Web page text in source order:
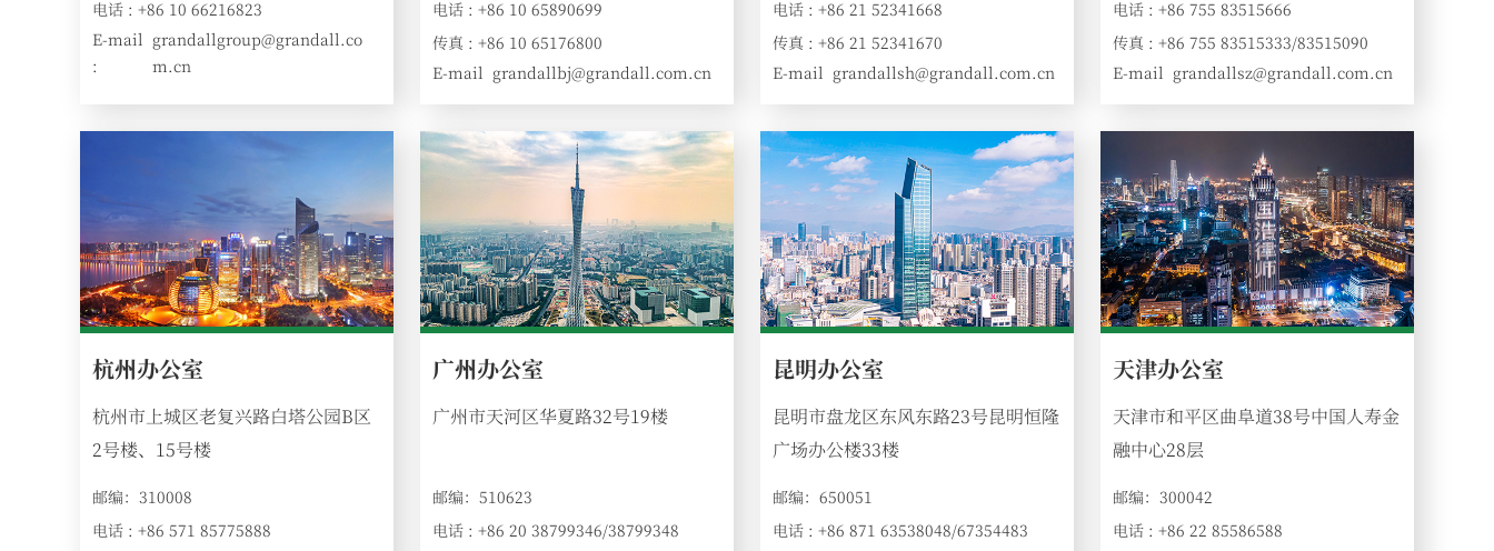
电话 : +86 10 66216823
E-mail
:
grandallgroup@grandall.co
m.cn
电话 : +86 10 65890699
传真 : +86 10 65176800
E-mail grandallbj@grandall.com.cn
电话 : +86 21 52341668
传真 : +86 21 52341670
E-mail grandallsh@grandall.com.cn
电话 : +86 755 83515666
传真 : +86 755 83515333/83515090
E-mail grandallsz@grandall.com.cn
杭州办公室
杭州市上城区老复兴路白塔公园B区
2号楼、15号楼
邮编：310008
电话 : +86 571 85775888
广州办公室
广州市天河区华夏路32号19楼
邮编：510623
电话 : +86 20 38799346/38799348
昆明办公室
昆明市盘龙区东风东路23号昆明恒隆
广场办公楼33楼
邮编：650051
电话 : +86 871 63538048/67354483
天津办公室
天津市和平区曲阜道38号中国人寿金
融中心28层
邮编：300042
电话 : +86 22 85586588